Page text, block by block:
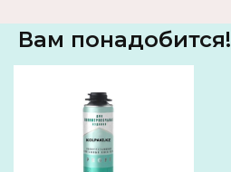
Вам понадобится!